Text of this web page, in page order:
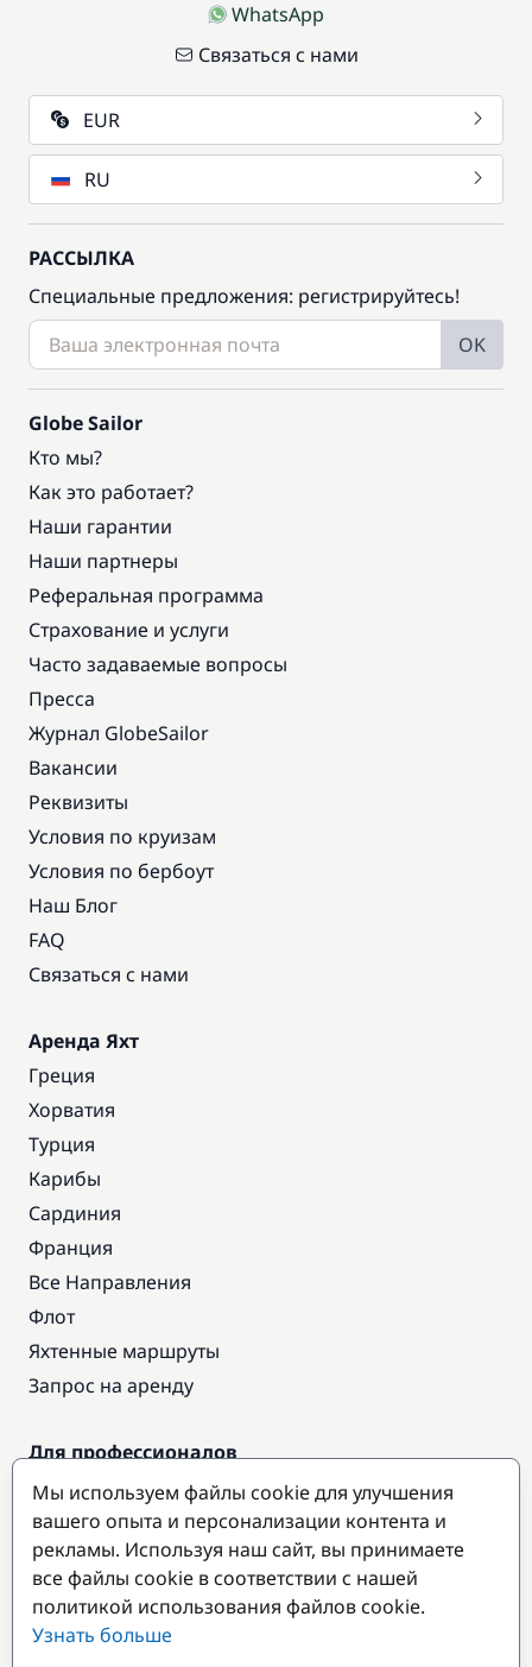
WhatsApp
Связаться с нами
EUR
RU
РАССЫЛКА
Специальные предложения: регистрируйтесь!
OK
Globe Sailor
Кто мы?
Как это работает?
Наши гарантии
Наши партнеры
Реферальная программа
Страхование и услуги
Часто задаваемые вопросы
Пресса
Журнал GlobeSailor
Вакансии
Реквизиты
Условия по круизам
Условия по бербоут
Наш Блог
FAQ
Связаться с нами
Аренда Яхт
Греция
Хорватия
Турция
Карибы
Сардиния
Франция
Все Направления
Флот
Яхтенные маршруты
Запрос на аренду
Для профессионалов
Доступ про
Стать партнером
Популярные направления
Мы используем файлы cookie для улучшения
вашего опыта и персонализации контента и
рекламы. Используя наш сайт, вы принимаете
все файлы cookie в соответствии с нашей
политикой использования файлов cookie.
Узнать больше